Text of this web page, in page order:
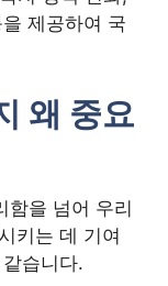
제공하여 국
왜 중요
함을 넘어 우리
키는 데 기여
습니다.